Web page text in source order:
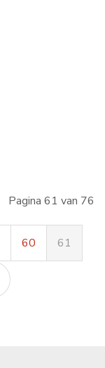
Pagina 61 van 76
60 61